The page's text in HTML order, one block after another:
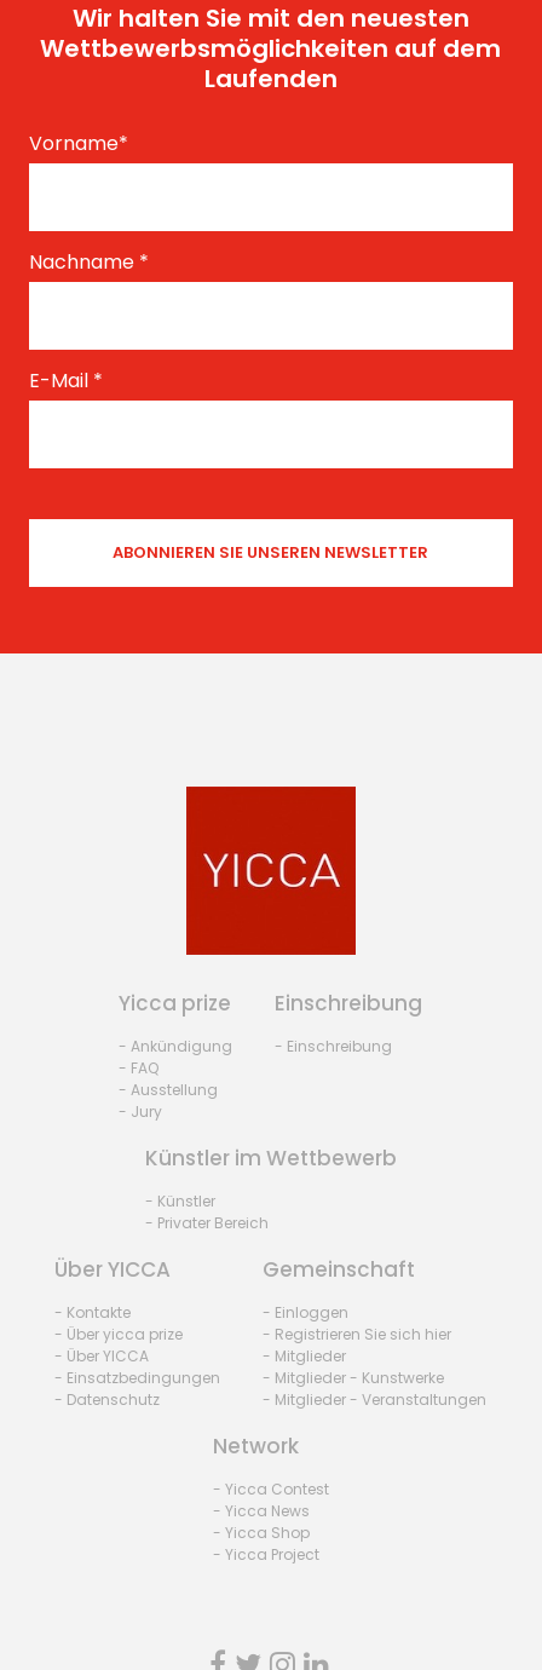
Wir halten Sie mit den neuesten
Wettbewerbsmöglichkeiten auf dem
Laufenden
Vorname*
Nachname *
E-Mail *
Yicca prize
- Ankündigung
- FAQ
- Ausstellung
- Jury
Einschreibung
- Einschreibung
Künstler im Wettbewerb
- Künstler
- Privater Bereich
Über YICCA
- Kontakte
- Über yicca prize
- Über YICCA
- Einsatzbedingungen
- Datenschutz
Gemeinschaft
- Einloggen
- Registrieren Sie sich hier
- Mitglieder
- Mitglieder - Kunstwerke
- Mitglieder - Veranstaltungen
Network
- Yicca Contest
- Yicca News
- Yicca Shop
- Yicca Project